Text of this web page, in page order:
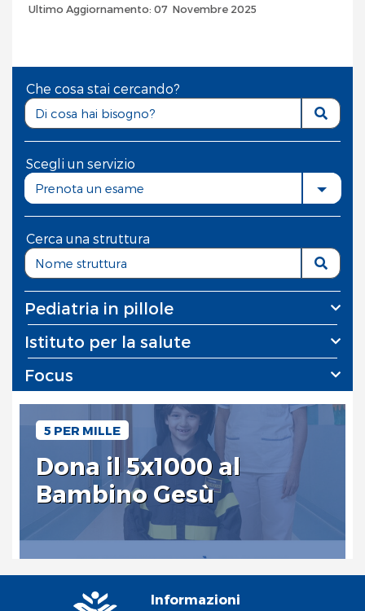
Ultimo Aggiornamento: 07 Novembre 2025
Che cosa stai cercando?
Scegli un servizio
Prenota un esame
Cerca una struttura
Pediatria in pillole
Istituto per la salute
Focus
5 PER MILLE
Dona il 5x1000 al
Bambino Gesù
Informazioni